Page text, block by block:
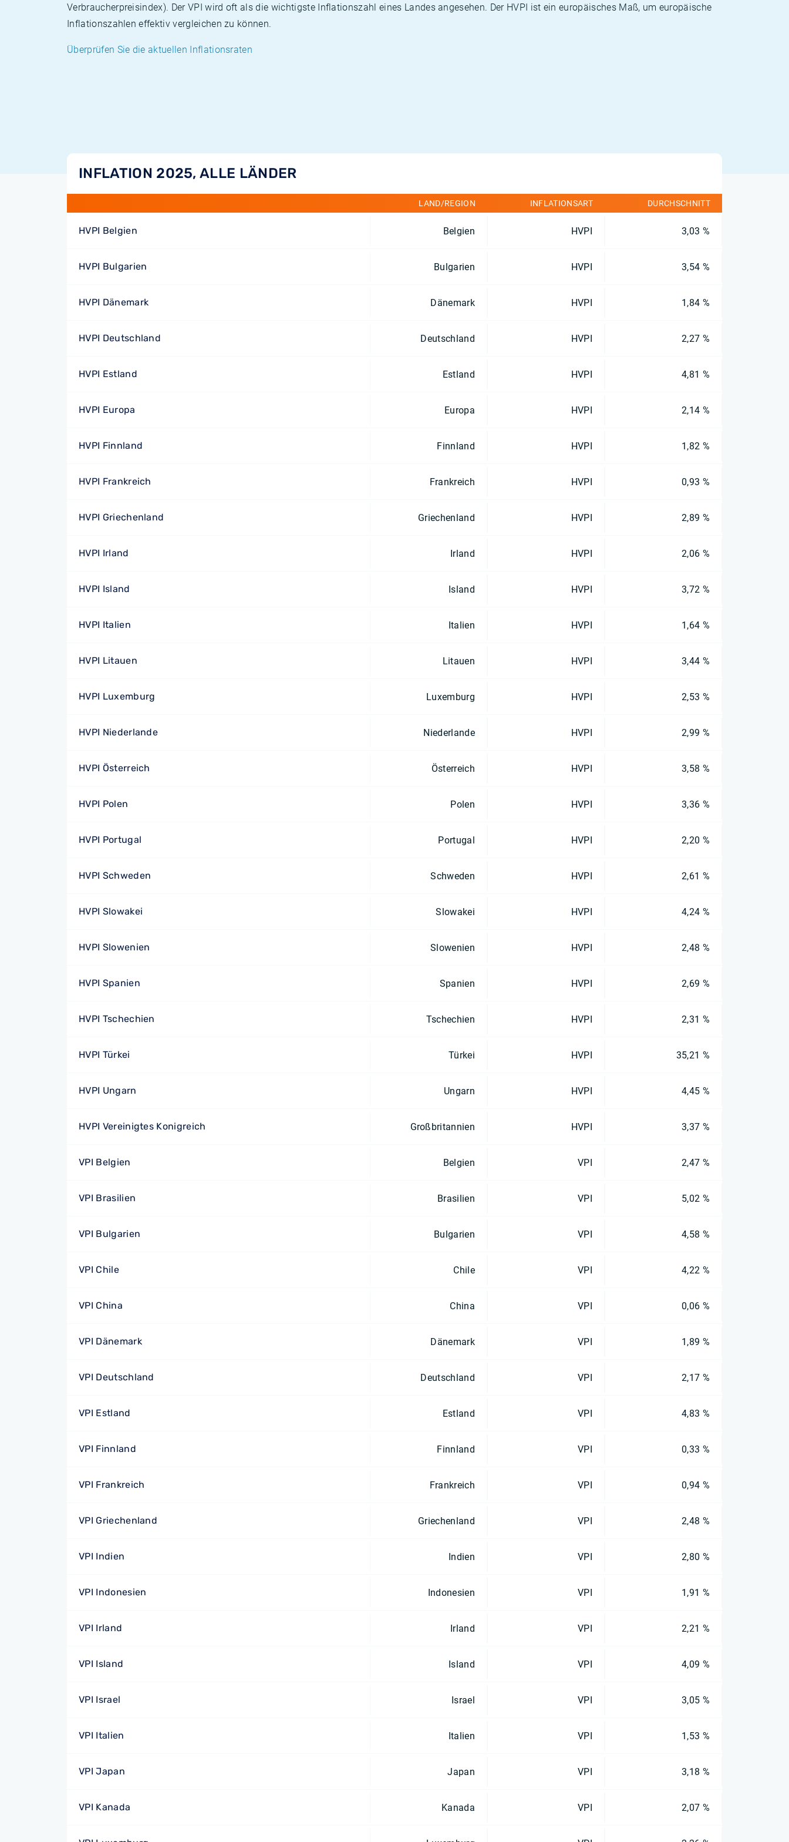
Verbraucherpreisindex). Der VPI wird oft als die wichtigste Inflationszahl eines Landes angesehen. Der HVPI ist ein europäisches Maß, um europäische
Inflationszahlen effektiv vergleichen zu können.
Überprüfen Sie die aktuellen Inflationsraten
INFLATION 2025, ALLE LÄNDER
LAND/REGION INFLATIONSART DURCHSCHNITT
HVPI Belgien Belgien HVPI 3,03 %
HVPI Bulgarien Bulgarien HVPI 3,54 %
HVPI Dänemark Dänemark HVPI 1,84 %
HVPI Deutschland Deutschland HVPI 2,27 %
HVPI Estland Estland HVPI 4,81 %
HVPI Europa Europa HVPI 2,14 %
HVPI Finnland Finnland HVPI 1,82 %
HVPI Frankreich Frankreich HVPI 0,93 %
HVPI Griechenland Griechenland HVPI 2,89 %
HVPI Irland Irland HVPI 2,06 %
HVPI Island Island HVPI 3,72 %
HVPI Italien Italien HVPI 1,64 %
HVPI Litauen Litauen HVPI 3,44 %
HVPI Luxemburg Luxemburg HVPI 2,53 %
HVPI Niederlande Niederlande HVPI 2,99 %
HVPI Österreich Österreich HVPI 3,58 %
HVPI Polen Polen HVPI 3,36 %
HVPI Portugal Portugal HVPI 2,20 %
HVPI Schweden Schweden HVPI 2,61 %
HVPI Slowakei Slowakei HVPI 4,24 %
HVPI Slowenien Slowenien HVPI 2,48 %
HVPI Spanien Spanien HVPI 2,69 %
HVPI Tschechien Tschechien HVPI 2,31 %
HVPI Türkei Türkei HVPI 35,21 %
HVPI Ungarn Ungarn HVPI 4,45 %
HVPI Vereinigtes Konigreich Großbritannien HVPI 3,37 %
VPI Belgien Belgien VPI 2,47 %
VPI Brasilien Brasilien VPI 5,02 %
VPI Bulgarien Bulgarien VPI 4,58 %
VPI Chile Chile VPI 4,22 %
VPI China China VPI 0,06 %
VPI Dänemark Dänemark VPI 1,89 %
VPI Deutschland Deutschland VPI 2,17 %
VPI Estland Estland VPI 4,83 %
VPI Finnland Finnland VPI 0,33 %
VPI Frankreich Frankreich VPI 0,94 %
VPI Griechenland Griechenland VPI 2,48 %
VPI Indien Indien VPI 2,80 %
VPI Indonesien Indonesien VPI 1,91 %
VPI Irland Irland VPI 2,21 %
VPI Island Island VPI 4,09 %
VPI Israel Israel VPI 3,05 %
VPI Italien Italien VPI 1,53 %
VPI Japan Japan VPI 3,18 %
VPI Kanada Kanada VPI 2,07 %